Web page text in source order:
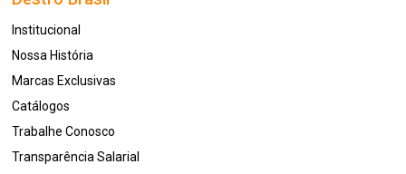
Institucional
Nossa História
Marcas Exclusivas
Catálogos
Trabalhe Conosco
Transparência Salarial